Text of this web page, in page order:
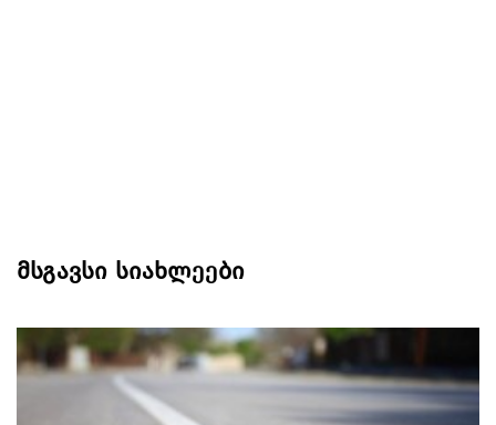
მსგავსი სიახლეები